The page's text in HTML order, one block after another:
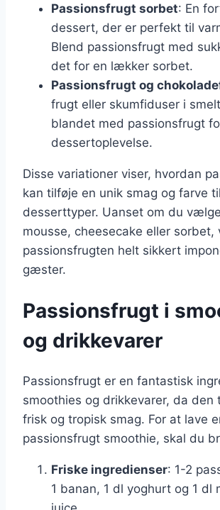
Passionsfrugt sorbet: En
dessert, der er perfekt til
Blend passionsfrugt med
det for en lækker sorbet.
Passionsfrugt og
frugt eller skumfiduser i
blandet med passionsfrugt
dessertoplevelse.
Disse variationer viser, hvordan
kan tilføje en unik smag og farve
desserttyper. Uanset om du
mousse, cheesecake eller sorbet,
passionsfrugten helt sikkert
gæster.
Passionsfrugt i
og drikkevarer
Passionsfrugt er en fantastisk
smoothies og drikkevarer, da den
frisk og tropisk smag. For at lave
passionsfrugt smoothie, skal du
Friske ingredienser: 1-2
1 banan, 1 dl yoghurt og 1 dl